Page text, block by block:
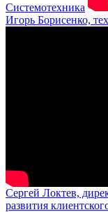
Системотехника
Игорь Борисенко,
Сергей Локтев,
развития